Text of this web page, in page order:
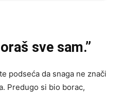
sve sam.”
podseća da snaga ne znači
Predugo si bio borac,